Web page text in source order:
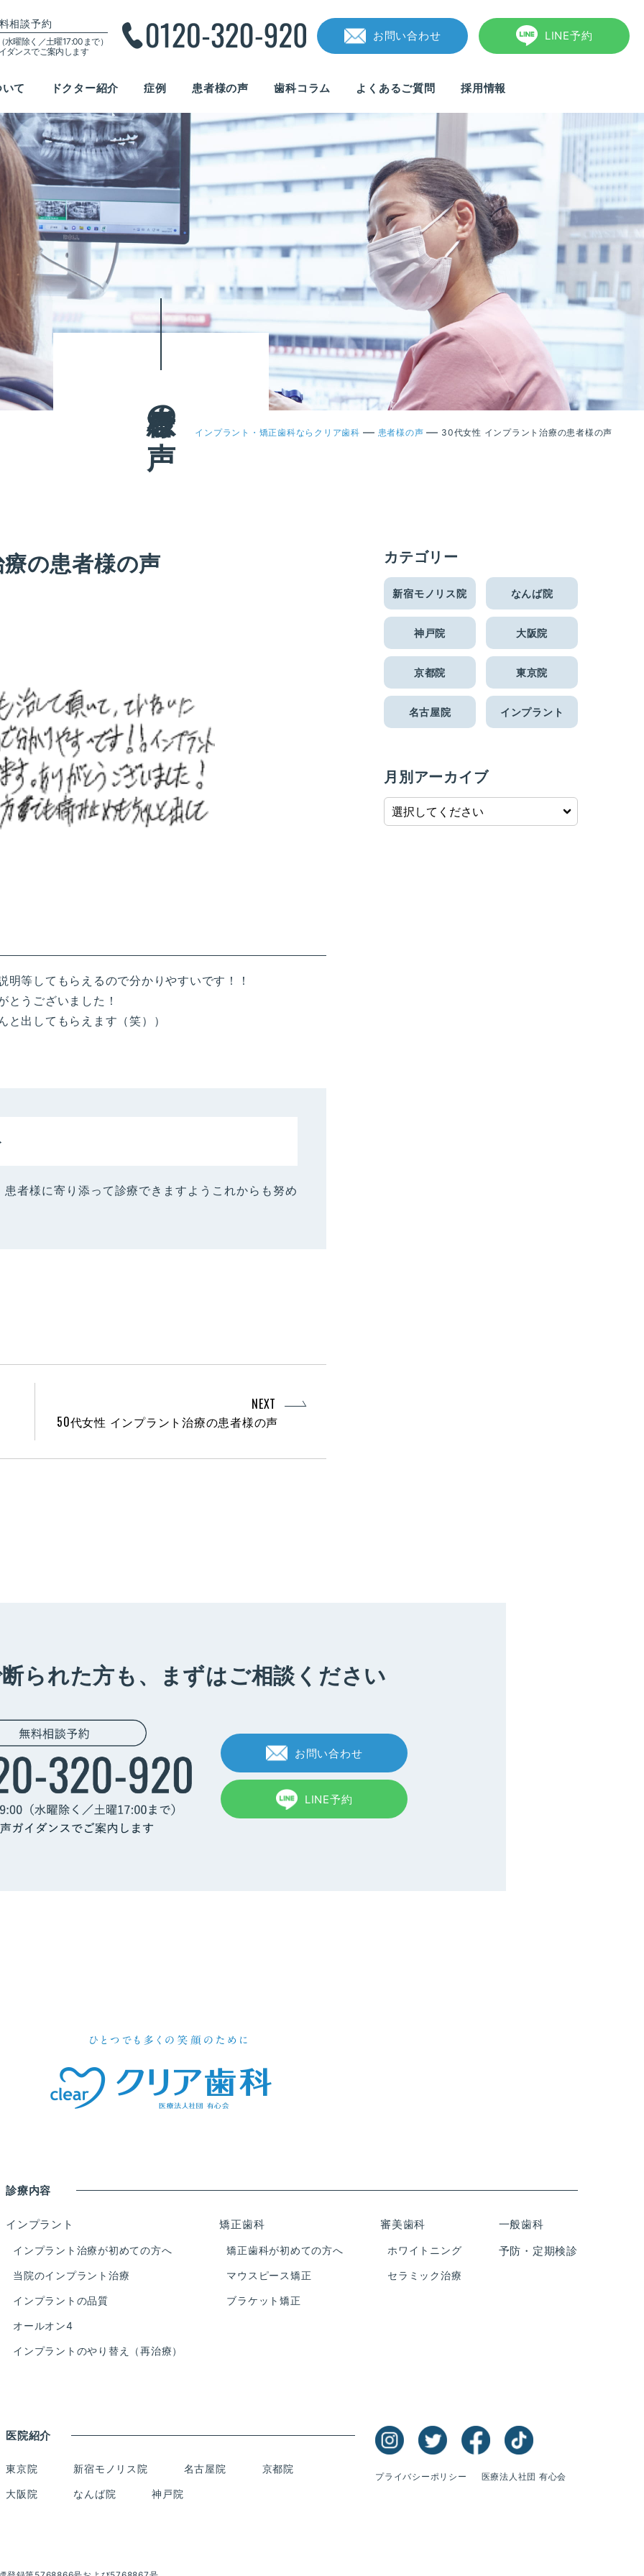
相談予約
曜除く／土曜17:00まで）
ダンスでご案内します
お問い合わせ LINE予約
て ドクター紹介 症例 患者様の声 歯科コラム よくあるご質問 採用情報
患者様の声
インプラント・矯正歯科ならクリア歯科 — 患者様の声 — 30代女性 インプラント治療の患者様の声
の患者様の声
等してもらえるので分かりやすいです！！
とうございました！
出してもらえます（笑））
者様に寄り添って診療できますようこれからも努め
NEXT
50代女性 インプラント治療の患者様の声
カテゴリー
新宿モノリス院 なんば院
神戸院 大阪院
京都院 東京院
名古屋院 インプラント
月別アーカイブ
られた方も、 まずはご相談ください
お問い合わせ
LINE予約
診療内容
インプラント
インプラント治療が初めての方へ
当院のインプラント治療
インプラントの品質
オールオン4
インプラントのやり替え（再治療）
矯正歯科
矯正歯科が初めての方へ
マウスピース矯正
ブラケット矯正
審美歯科
ホワイトニング
セラミック治療
一般歯科
予防・定期検診
医院紹介
東京院 新宿モノリス院 名古屋院 京都院
大阪院 なんば院 神戸院
プライバシーポリシー 医療法人社団 有心会